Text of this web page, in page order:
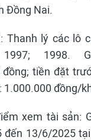
Đồng Nai.
Thanh lý các lô
1998.
đồng; tiền đặt
1.000.000 đồng/
xem tài sản:
đến 13/6/2025